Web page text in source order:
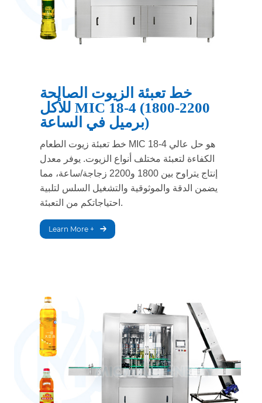
خط تعبئة الزيوت الصالحة
للأكل MIC 18-4 (1800-2200
برميل في الساعة)
خط تعبئة زيوت الطعام MIC 18-4 هو حل عالي
الكفاءة لتعبئة مختلف أنواع الزيوت. يوفر معدل
إنتاج يتراوح بين 1800 و2200 زجاجة/ساعة، مما
يضمن الدقة والموثوقية والتشغيل السلس لتلبية
احتياجاتكم من التعبئة.
Learn More +